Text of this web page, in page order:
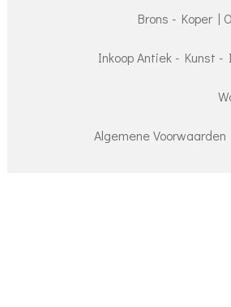
Brons - Koper |
Inkoop Antiek - Kunst -
Algemene